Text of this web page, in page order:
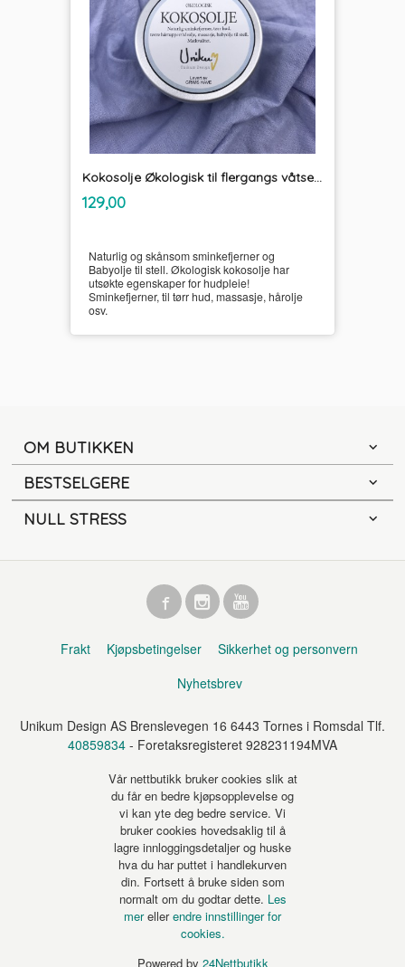
Kokosolje Økologisk til flergangs våtservietter og sminkefjerner Unikum
Pris
129,00inkl.
mva.
Naturlig og skånsom sminkefjerner og
Babyolje til stell. Økologisk kokosolje har
utsøkte egenskaper for hudpleie!
Sminkefjerner, til tørr hud, massasje, hårolje
osv.
OM BUTIKKEN
BESTSELGERE
NULL STRESS
Frakt Kjøpsbetingelser
Sikkerhet og personvern
Nyhetsbrev
Unikum Design AS Brenslevegen 16 6443 Tornes i Romsdal Tlf.
40859834 - Foretaksregisteret 928231194MVA
Vår nettbutikk bruker cookies slik at
du får en bedre kjøpsopplevelse og
vi kan yte deg bedre service. Vi
bruker cookies hovedsaklig til å
lagre innloggingsdetaljer og huske
hva du har puttet i handlekurven
din. Fortsett å bruke siden som
normalt om du godtar dette. Les
merellerendre innstillinger for
cookies.
Powered by 24Nettbutikk